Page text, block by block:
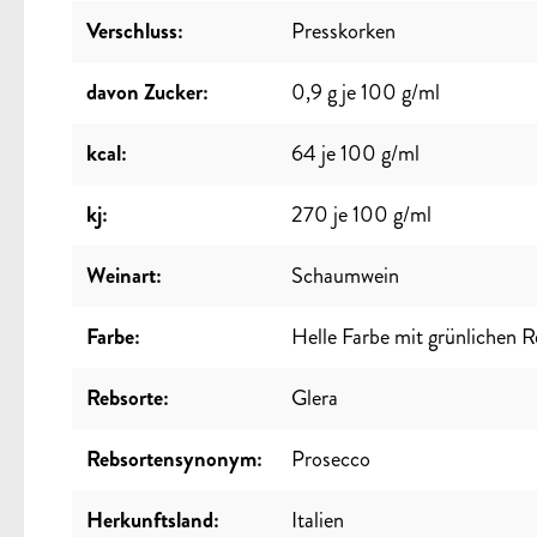
Verschluss:
Presskorken
davon Zucker:
0,9 g je 100 g/ml
kcal:
64 je 100 g/ml
kj:
270 je 100 g/ml
Weinart:
Schaumwein
Farbe:
Helle Farbe mit grünlichen
Rebsorte:
Glera
Rebsortensynonym:
Prosecco
Herkunftsland:
Italien